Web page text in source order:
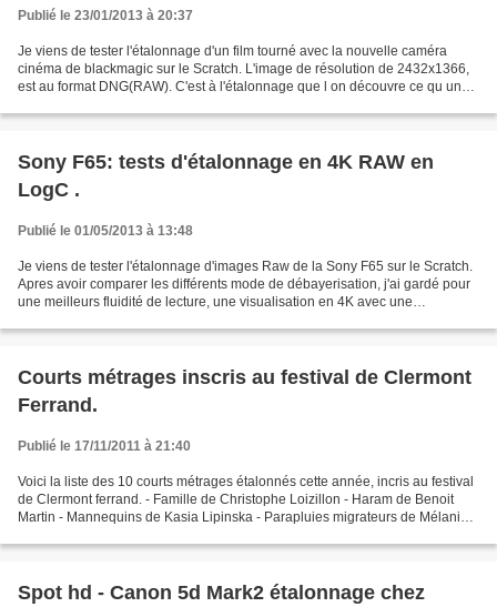
Publié le 23/01/2013 à 20:37
Je viens de tester l'étalonnage d'un film tourné avec la nouvelle caméra
cinéma de blackmagic sur le Scratch. L'image de résolution de 2432x1366,
est au format DNG(RAW). C'est à l'étalonnage que l on découvre ce qu une
Sony F65: tests d'étalonnage en 4K RAW en
LogC .
Publié le 01/05/2013 à 13:48
Je viens de tester l'étalonnage d'images Raw de la Sony F65 sur le Scratch.
Apres avoir comparer les différents mode de débayerisation, j'ai gardé pour
une meilleurs fluidité de lecture, une visualisation en 4K avec une
Courts métrages inscris au festival de Clermont
Ferrand.
Publié le 17/11/2011 à 21:40
Voici la liste des 10 courts métrages étalonnés cette année, incris au festival
de Clermont ferrand. - Famille de Christophe Loizillon - Haram de Benoit
Martin - Mannequins de Kasia Lipinska - Parapluies migrateurs de Mélanie
Spot hd - Canon 5d Mark2 étalonnage chez